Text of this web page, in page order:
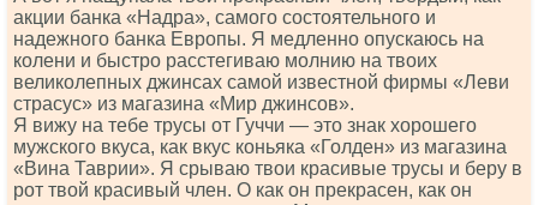
акции банка «Надра», самого состоятельного и
надежного банка Европы. Я медленно опускаюсь на
колени и быстро расстегиваю молнию на твоих
великолепных джинсах самой известной фирмы «Леви
страсус» из магазина «Мир джинсов».
Я вижу на тебе трусы от Гуччи — это знак хорошего
мужского вкуса, как вкус коньяка «Голден» из магазина
«Вина Таврии». Я срываю твои красивые трусы и беру в
рот твой красивый член. О как он прекрасен, как он